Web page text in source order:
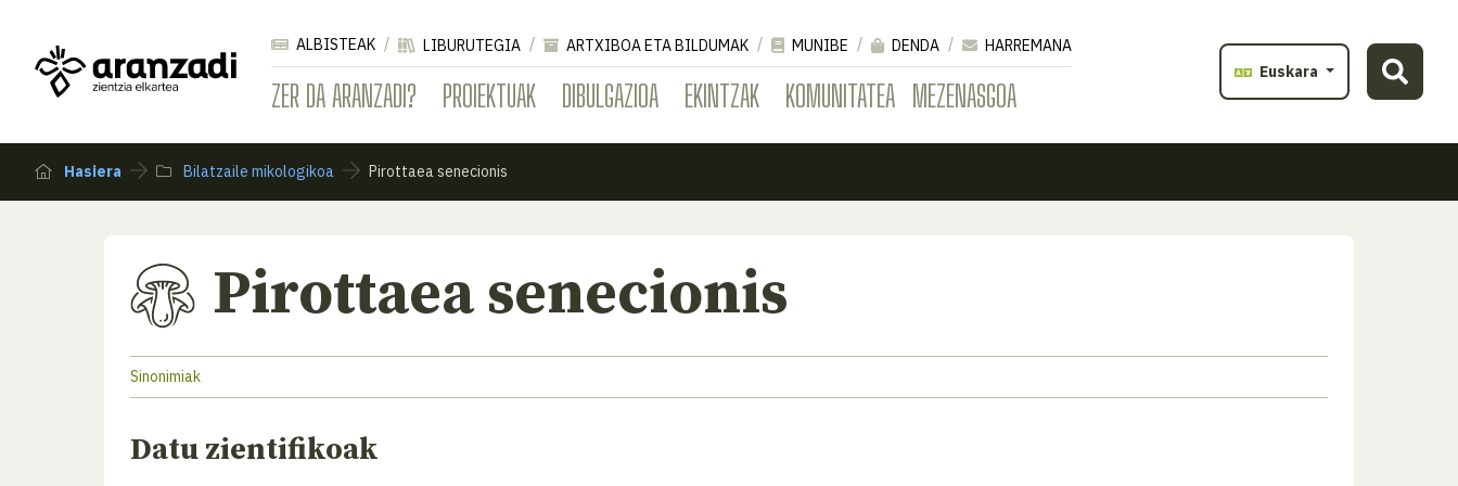
ZER DA ARANZADI? PROIEKTUAK DIBULGAZIOA EKINTZAK KOMUNITATEA MEZENASGOA
ALBISTEAK LIBURUTEGIA ARTXIBOA ETA BILDUMAK MUNIBE DENDA
HARREMANA
Euskara
Hasiera Bilatzaile mikologikoa Pirottaea senecionis
Pirottaea senecionis
Sinonimiak
Datu zientifikoak